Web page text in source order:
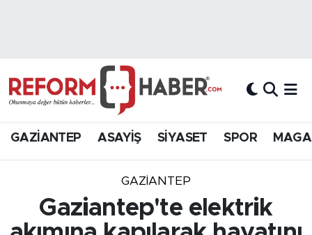
GAZİANTEP ASAYİŞ SİYASET SPOR
GAZIANTEP
Gaziantep'te elektrik
Hava Durumu
Süper Lig Puan Durumu ve Fikstür
Tüm Manşetler
Son Dakika Haberleri